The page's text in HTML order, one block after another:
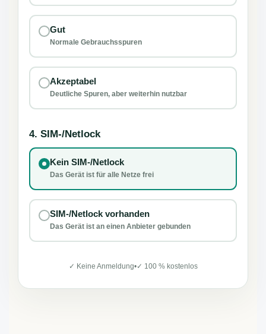
Gut
Normale Gebrauchsspuren
Akzeptabel
Deutliche Spuren, aber weiterhin nutzbar
4. SIM-/Netlock
Kein SIM-/Netlock
Das Gerät ist für alle Netze frei
SIM-/Netlock vorhanden
Das Gerät ist an einen Anbieter gebunden
✓ Keine Anmeldung•✓ 100 % kostenlos